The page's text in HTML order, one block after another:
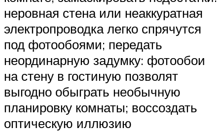
неровная стена или неаккуратная
электропроводка легко спрячутся
под фотообоями; передать
неординарную задумку: фотообои
на стену в гостиную позволят
выгодно обыграть необычную
планировку комнаты; воссоздать
оптическую иллюзию